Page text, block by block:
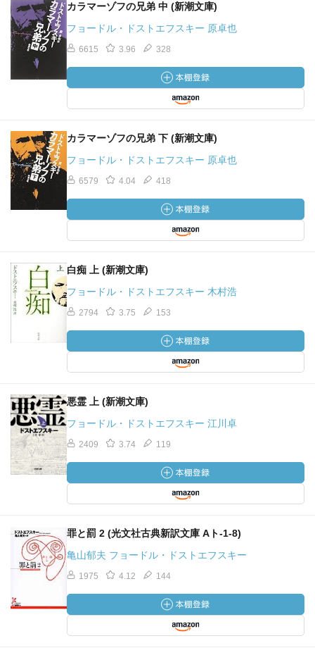
カラマーゾフの兄弟 中 (新潮文庫)
フョードル・ドストエフスキー 原卓也
6615 3.96 328
カラマーゾフの兄弟 下 (新潮文庫)
フョードル・ドストエフスキー 原卓也
6579 4.04 418
白痴 上 (新潮文庫)
フョードル・ドストエフスキー 木村浩
2794 3.75 153
悪霊 上 (新潮文庫)
フョードル・ドストエフスキー 江川卓
2409 3.74 119
罪と罰 2 (光文社古典新訳文庫 Aト-1-8)
亀山郁夫 フョードル・ドストエフスキー
1975 4.12 144